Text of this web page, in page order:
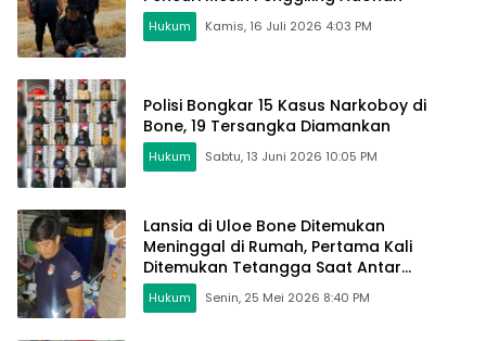
Hukum Kamis, 16 Juli 2026 4:03 PM
Polisi Bongkar 15 Kasus Narkoboy di
Bone, 19 Tersangka Diamankan
Hukum Sabtu, 13 Juni 2026 10:05 PM
Lansia di Uloe Bone Ditemukan
Meninggal di Rumah, Pertama Kali
Ditemukan Tetangga Saat Antar
Makanan
Hukum Senin, 25 Mei 2026 8:40 PM